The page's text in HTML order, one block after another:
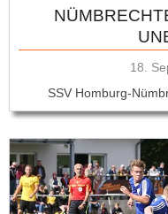
18.
SSV Homburg-